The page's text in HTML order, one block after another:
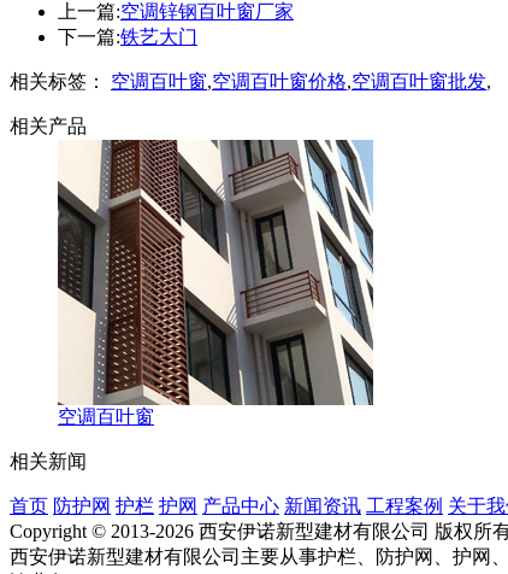
上一篇:空调锌钢百叶窗厂家
下一篇:铁艺大门
相关标签： 空调百叶窗,空调百叶窗价格,空调百叶窗批发,
相关产品
空调百叶窗
相关新闻
首页 防护网 护栏 护网 产品中心 新闻资讯 工程案例 关于
Copyright © 2013-2026 西安伊诺新型建材有限公司 版权所
西安伊诺新型建材有限公司主要从事护栏、防护网、护网